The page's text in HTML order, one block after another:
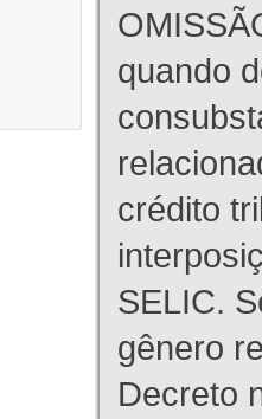
quando
crédito
SELIC.
gênero
Decreto